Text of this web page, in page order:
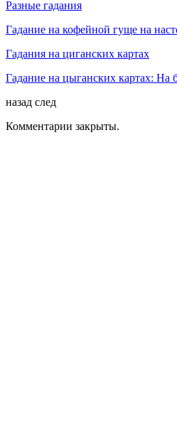
Разные гадания
Гадание на кофейной гуще на
Гадания на циганских картах
Гадание на цыганских картах: На
назад след
Комментарии закрыты.